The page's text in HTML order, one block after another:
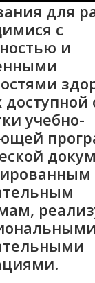
для
с
и
доступной
учебно-
.